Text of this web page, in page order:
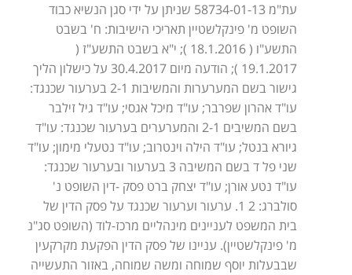
עת"מ 58734-01-13 שניתן על ידי סגן הנשיא כבוד
השופט מ' פינקלשטיין תאריכי הישיבות: ח' בשבט
התשע"ו ( 18.1.2016 ); י"א בשבט התשע"ז (
19.1.2017 ); הודעה מיום 30.4.2017 על כישלון הליך
גישור בשם המערערות והמשיבות 2-1 בערעור שכנגד:
עו"ד אהרון שפרבר; עו"ד מיכל אגסי; עו"ד גיל זילבר
בשם המשיבים 2-1 והמערערים בערעור שכנגד: עו"ד
גיורא בנטל; עו"ד הילה וינטרוב; עו"ד נטעלי מימון; עו"ד
שני פל ד בשם המשיבה 3 בערעור ובערעור שכנגד:
עו"ד נטע אורן; עו"ד יצחק ברט פסק -דין השופט נ'
סולברג: 2 1. ערעור וערעור שכנגד על פסק הדין של
בית המשפט לעניינים מינהליים מרכז-לוד (השופט סג"נ
מ' פינקלשטיין). עניינו של פסק הדין הפקעת מקרקעין
שבבעלות יוסף שמוחה ומשה שמוחה, באזור התעשייה